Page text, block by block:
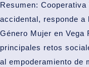
Resumen:
accidental, responde
Género Mujer en
principales retos
al empoderamiento de